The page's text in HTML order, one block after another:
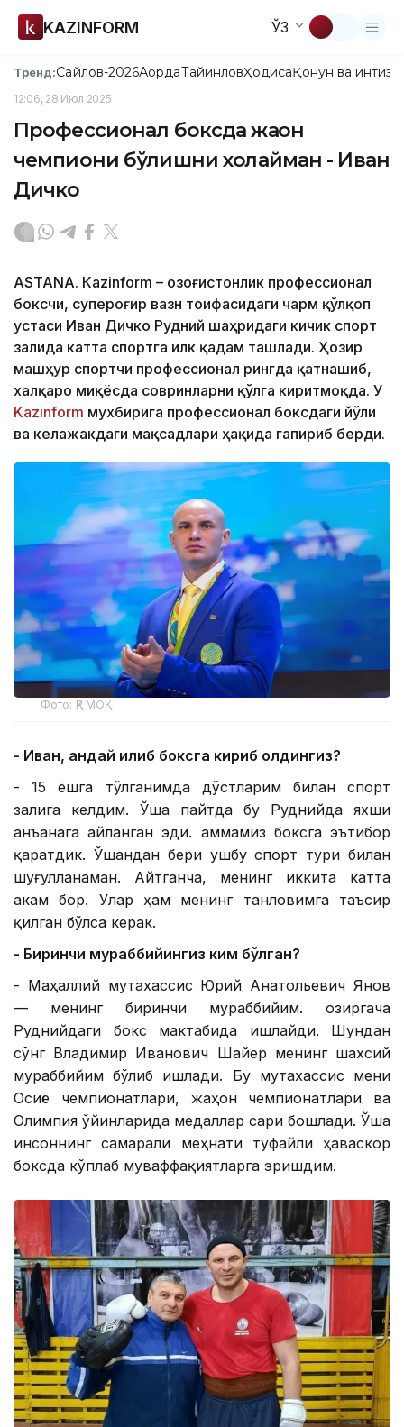
KAZINFORM ЎЗ
Тренд:Сайлов-2026АқордаТайинловҲодисаҚонун ва
12:06, 28 Июл 2025
Профессионал боксда жаҳон
чемпиони бўлишни хоҳлайман - Иван
Дичко
ASTANА. Кazinform – Қозоғистонлик профессионал
боксчи, супероғир вазн тоифасидаги чарм қўлқоп
устаси Иван Дичко Рудний шаҳридаги кичик спорт
залида катта спортга илк қадам ташлади. Ҳозир
машҳур спортчи профессионал рингда қатнашиб,
халқаро миқёсда совринларни қўлга киритмоқда. У
Kazinform мухбирига профессионал боксдаги йўли
ва келажакдаги мақсадлари ҳақида гапириб берди.
Фото: ҚР МОҚ
- Иван, қандай қилиб боксга кириб қолдингиз?
- 15 ёшга тўлганимда дўстларим билан спорт
залига келдим. Ўша пайтда бу Руднийда яхши
анъанага айланган эди. Ҳаммамиз боксга эътибор
қаратдик. Ўшандан бери ушбу спорт тури билан
шуғулланаман. Айтганча, менинг иккита катта
акам бор. Улар ҳам менинг танловимга таъсир
қилган бўлса керак.
- Биринчи мураббийингиз ким бўлган?
- Маҳаллий мутахассис Юрий Анатольевич Янов
— менинг биринчи мураббийим. Ҳозиргача
Руднийдаги бокс мактабида ишлайди. Шундан
сўнг Владимир Иванович Шайер менинг шахсий
мураббийим бўлиб ишлади. Бу мутахассис мени
Осиё чемпионатлари, жаҳон чемпионатлари ва
Олимпия ўйинларида медаллар сари бошлади. Ўша
инсоннинг самарали меҳнати туфайли ҳаваскор
боксда кўплаб муваффақиятларга эришдим.